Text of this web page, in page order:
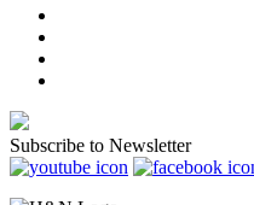
Subscribe to Newsletter